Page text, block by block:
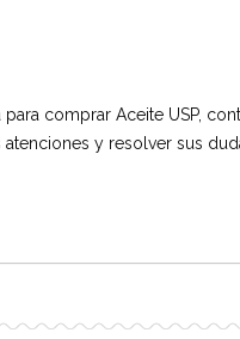
comprar Aceite USP,
y resolver sus